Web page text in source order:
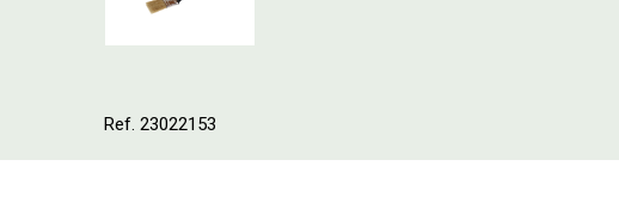
Ref. 23022153